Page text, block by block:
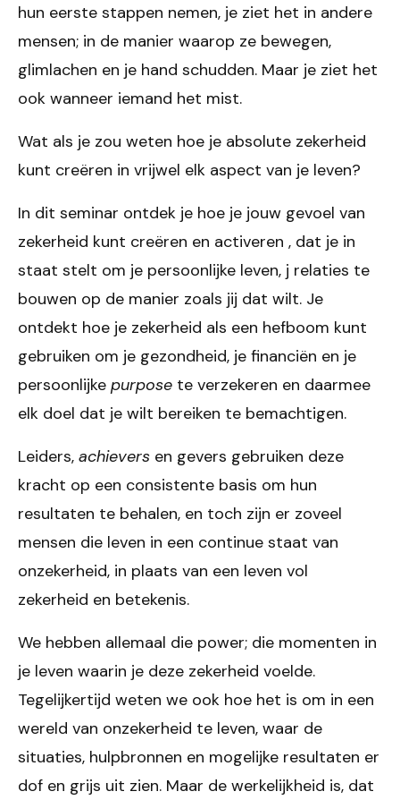
hun eerste stappen nemen, je ziet het in andere
mensen; in de manier waarop ze bewegen,
glimlachen en je hand schudden. Maar je ziet het
ook wanneer iemand het mist.
Wat als je zou weten hoe je absolute zekerheid
kunt creëren in vrijwel elk aspect van je leven?
In dit seminar ontdek je hoe je jouw gevoel van
zekerheid kunt creëren en activeren , dat je in
staat stelt om je persoonlijke leven, j relaties te
bouwen op de manier zoals jij dat wilt. Je
ontdekt hoe je zekerheid als een hefboom kunt
gebruiken om je gezondheid, je financiën en je
persoonlijke purpose te verzekeren en daarmee
elk doel dat je wilt bereiken te bemachtigen.
Leiders, achievers en gevers gebruiken deze
kracht op een consistente basis om hun
resultaten te behalen, en toch zijn er zoveel
mensen die leven in een continue staat van
onzekerheid, in plaats van een leven vol
zekerheid en betekenis.
We hebben allemaal die power; die momenten in
je leven waarin je deze zekerheid voelde.
Tegelijkertijd weten we ook hoe het is om in een
wereld van onzekerheid te leven, waar de
situaties, hulpbronnen en mogelijke resultaten er
dof en grijs uit zien. Maar de werkelijkheid is, dat